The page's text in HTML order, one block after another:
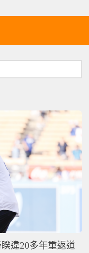
違20多年重返道